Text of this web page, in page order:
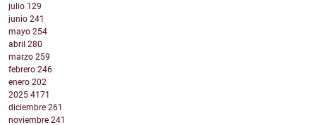
julio 129
junio 241
mayo 254
abril 280
marzo 259
febrero 246
enero 202
2025 4171
diciembre 261
noviembre 241